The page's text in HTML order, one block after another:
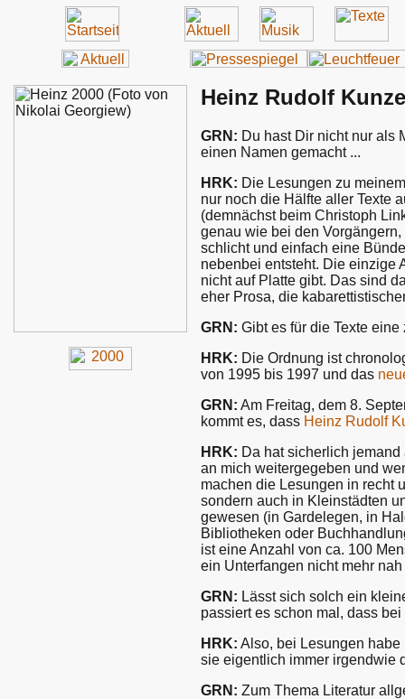
Heinz Rudolf
GRN: Du hast Dir nicht nur als
einen Namen gemacht ...
HRK: Die Lesungen zu
nur noch die Hälfte aller Texte
(demnächst beim Christoph
genau wie bei den
schlicht und einfach eine
nebenbei entsteht. Die einzige
nicht auf Platte gibt. Das sind
eher Prosa, die
GRN: Gibt es für die Texte
HRK: Die Ordnung ist
von 1995 bis 1997 und das
GRN: Am Freitag, dem 8.
kommt es, dass Heinz Rudolf
HRK: Da hat sicherlich
an mich weitergegeben und
machen die Lesungen in recht
sondern auch in Kleinstädten
gewesen (in Gardelegen, in
Bibliotheken oder
ist eine Anzahl von ca. 100
ein Unterfangen nicht mehr
GRN: Lässt sich solch ein
passiert es schon mal, dass
HRK: Also, bei Lesungen
sie eigentlich immer irgendwie
GRN: Zum Thema Literatur